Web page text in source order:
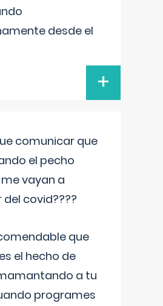
desde el
+
comunicar que
el pecho
vayan a
covid????
que
el hecho de
a tu
programes